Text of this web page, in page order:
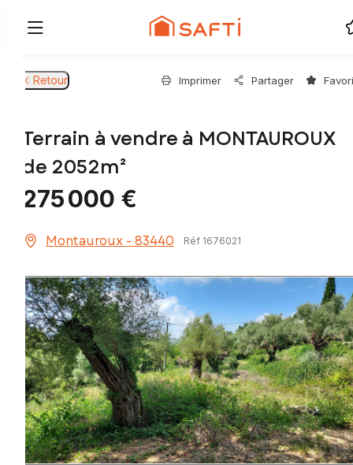
Retour Imprimer Partager
Terrain à vendre à MONTAUROUX
de 2052m²
275 000 €
Montauroux - 83440 Réf 1676021